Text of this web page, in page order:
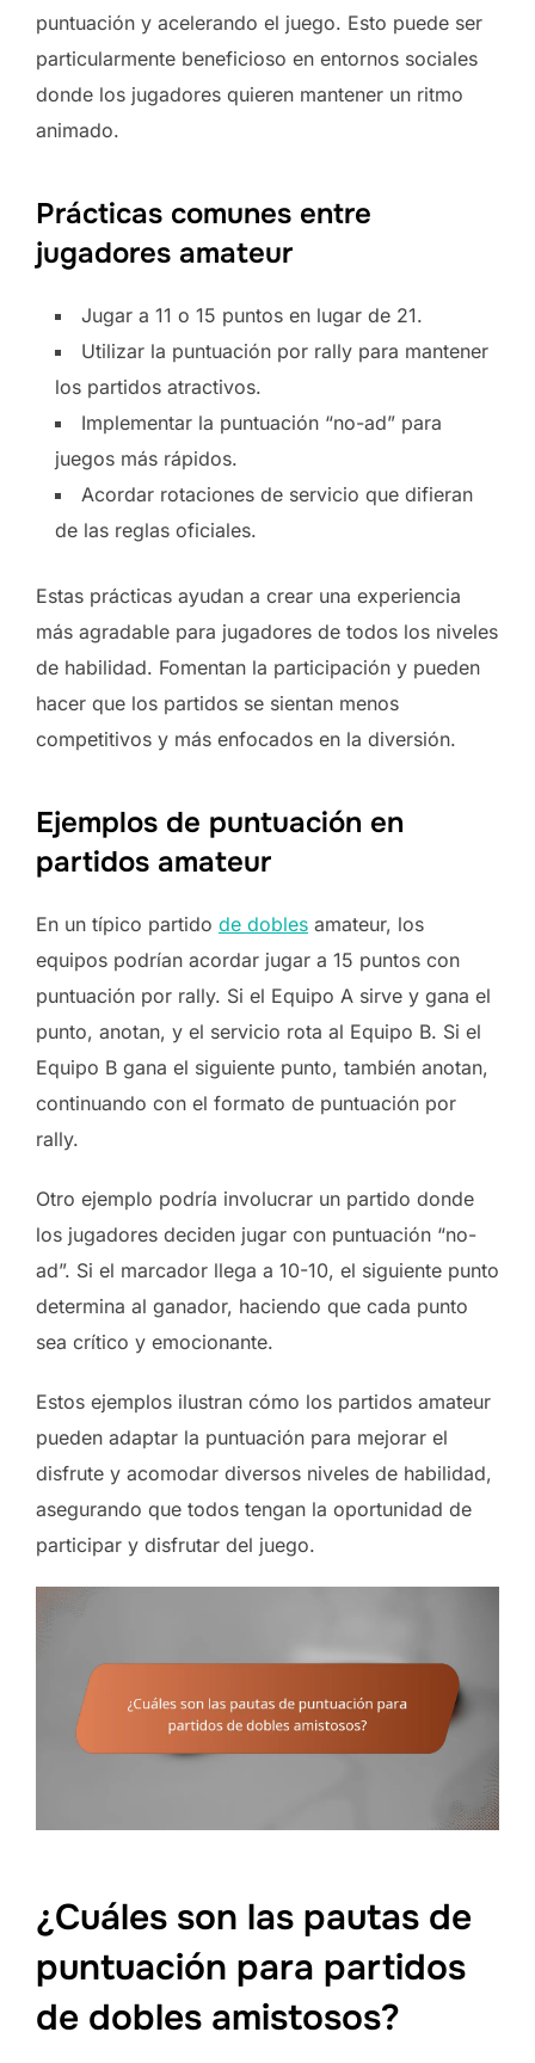
puntuación y acelerando el juego. Esto puede ser
particularmente beneficioso en entornos sociales
donde los jugadores quieren mantener un ritmo
animado.
Prácticas comunes entre
jugadores amateur
Jugar a 11 o 15 puntos en lugar de 21.
Utilizar la puntuación por rally para mantener
los partidos atractivos.
Implementar la puntuación “no-ad” para
juegos más rápidos.
Acordar rotaciones de servicio que difieran
de las reglas oficiales.
Estas prácticas ayudan a crear una experiencia
más agradable para jugadores de todos los niveles
de habilidad. Fomentan la participación y pueden
hacer que los partidos se sientan menos
competitivos y más enfocados en la diversión.
Ejemplos de puntuación en
partidos amateur
En un típico partido de dobles amateur, los
equipos podrían acordar jugar a 15 puntos con
puntuación por rally. Si el Equipo A sirve y gana el
punto, anotan, y el servicio rota al Equipo B. Si el
Equipo B gana el siguiente punto, también anotan,
continuando con el formato de puntuación por
rally.
Otro ejemplo podría involucrar un partido donde
los jugadores deciden jugar con puntuación “no-
ad”. Si el marcador llega a 10-10, el siguiente punto
determina al ganador, haciendo que cada punto
sea crítico y emocionante.
Estos ejemplos ilustran cómo los partidos amateur
pueden adaptar la puntuación para mejorar el
disfrute y acomodar diversos niveles de habilidad,
asegurando que todos tengan la oportunidad de
participar y disfrutar del juego.
¿Cuáles son las pautas de
puntuación para partidos
de dobles amistosos?